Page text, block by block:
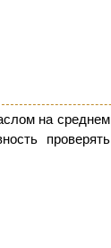
на среднем
проверять